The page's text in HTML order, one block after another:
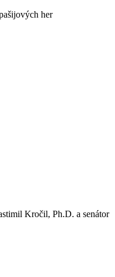
her
Kročil, Ph.D. a senátor